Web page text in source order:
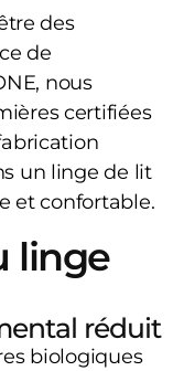
des
de
nous
certifiées
un linge de lit
et confortable.
linge
réduit
biologiques